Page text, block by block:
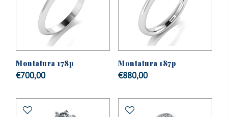
Montatura 178p
€700,00
Montatura 187p
€880,00